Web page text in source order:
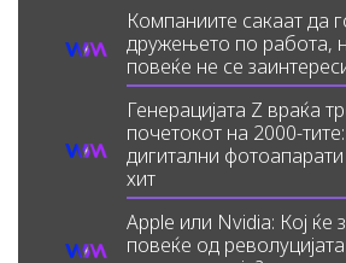
Компаниите сакаат да
дружењето по работа,
повеќе не се
Генерацијата Z враќа
почетокот на 2000-
дигитални
хит
Apple или Nvidia: Кој ќе
повеќе од